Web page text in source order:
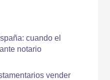
cuando el
notario
vender